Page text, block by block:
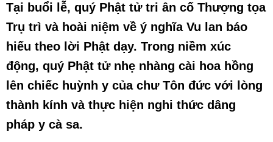
Tại buổi lễ, quý Phật tử tri ân cố Thượng tọa
Trụ trì và hoài niệm về ý nghĩa Vu lan báo
hiếu theo lời Phật dạy. Trong niềm xúc
động, quý Phật tử nhẹ nhàng cài hoa hồng
lên chiếc huỳnh y của chư Tôn đức với lòng
thành kính và thực hiện nghi thức dâng
pháp y cà sa.